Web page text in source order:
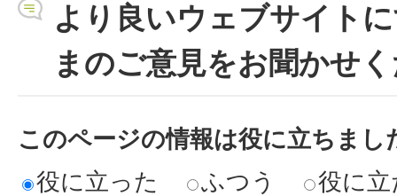
より良いウェブサイト
まのご意見をお聞かせ
このページの情報は役に立ちまし
役に立った
ふつう 役に